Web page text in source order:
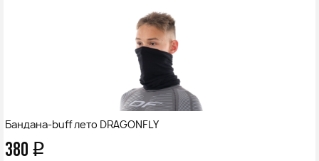
Бандана-buff лето DRAGONFLY
380 q